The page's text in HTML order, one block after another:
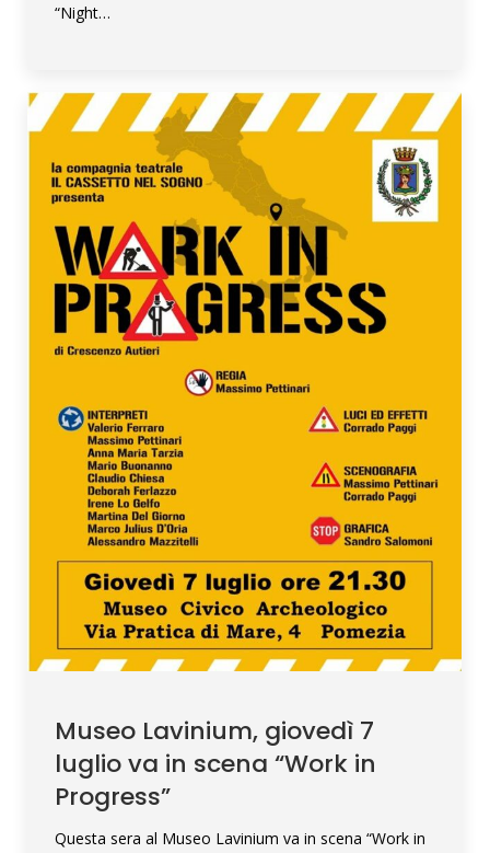
“Night…
Museo Lavinium, giovedì 7
luglio va in scena “Work in
Progress”
Questa sera al Museo Lavinium va in scena “Work in